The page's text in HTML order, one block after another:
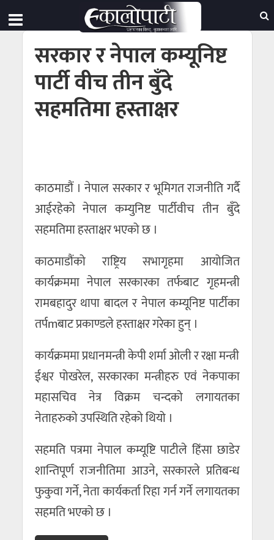
सरकार र नेपाल कम्यूनिष्ट
पार्टी वीच तीन बुँदे
सहमतिमा हस्ताक्षर
काठमाडौं । नेपाल सरकार र भूमिगत राजनीति गर्दै
आईरहेको नेपाल कम्युनिष्ट पार्टीवीच तीन बुँदे
सहमतिमा हस्ताक्षर भएको छ ।
काठमाडौंको राष्ट्रिय सभागृहमा आयोजित
कार्यक्रममा नेपाल सरकारका तर्फबाट गृहमन्त्री
रामबहादुर थापा बादल र नेपाल कम्यूनिष्ट पार्टीका
तर्पmबाट प्रकाण्डले हस्ताक्षर गरेका हुन् ।
कार्यक्रममा प्रधानमन्त्री केपी शर्मा ओली र रक्षा मन्त्री
ईश्वर पोखरेल, सरकारका मन्त्रीहरु एवं नेकपाका
महासचिव नेत्र विक्रम चन्दको लगायतका
नेताहरुको उपस्थिति रहेको थियो ।
सहमति पत्रमा नेपाल कम्यूष्टि पाटीले हिंसा छाडेर
शान्तिपूर्ण राजनीतिमा आउने, सरकारले प्रतिबन्ध
फुकुवा गर्ने, नेता कार्यकर्ता रिहा गर्न गर्ने लगायतका
सहमति भएको छ ।